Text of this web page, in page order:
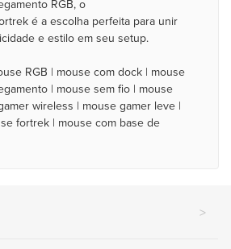
RGB, o
é a escolha perfeita para unir
e estilo em seu setup.
RGB | mouse com dock | mouse
| mouse sem fio | mouse
wireless | mouse gamer leve |
fortrek | mouse com base de
>